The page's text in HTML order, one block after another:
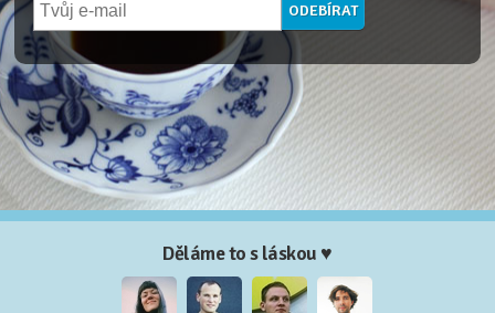
Děláme to s láskou ♥
Nela Josef Honza Adam